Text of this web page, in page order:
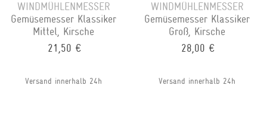
WINDMÜHLENMESSER
Gemüsemesser Klassiker
Mittel, Kirsche
21,50 €
Versand innerhalb 24h
WINDMÜHLENMESSER
Gemüsemesser Klassiker
Groß, Kirsche
28,00 €
Versand innerhalb 24h